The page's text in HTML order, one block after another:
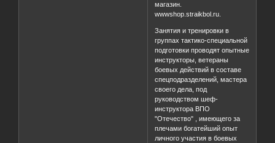
магазин.
wwwshop.straikbol.ru.
Занятия и тренировки в
группах тактико-специальной
подготовки проводят опытные
инструкторы, ветераны
боевых действий в составе
спецподразделений, мастера
своего дела, под
руководством шеф-
инструктора ВПО
"Отечество" , имеющего за
плечами богатейший опыт
личного участия в боевых